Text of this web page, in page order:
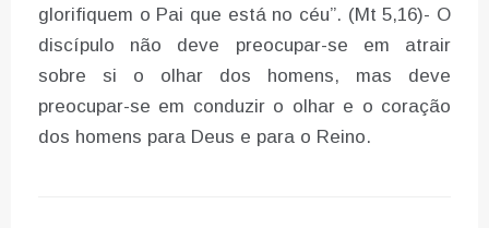
glorifiquem o Pai que está no céu”. (Mt 5,16)- O
discípulo não deve preocupar-se em atrair
sobre si o olhar dos homens, mas deve
preocupar-se em conduzir o olhar e o coração
dos homens para Deus e para o Reino.